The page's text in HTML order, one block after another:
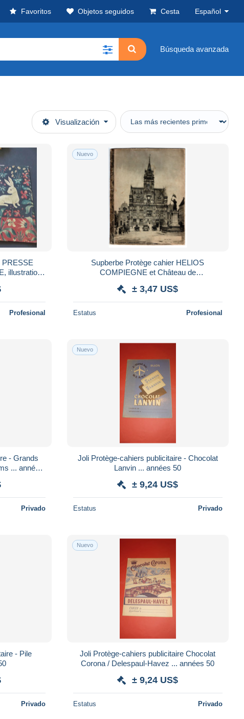
Favoritos Objetos seguidos Cesta Español
Búsqueda avanzada
Visualización
PRESSE
Profesional
Nuevo
Supberbe Protège cahier HELIOS
COMPIEGNE et Château de
± 3,47 US$
Estatus Profesional
- Grands
Privado
Nuevo
Joli Protège-cahiers publicitaire - Chocolat
Lanvin ... années 50
± 9,24 US$
Estatus Privado
- Pile
Privado
Nuevo
Joli Protège-cahiers publicitaire Chocolat
Corona / Delespaul-Havez ... années 50
± 9,24 US$
Estatus Privado